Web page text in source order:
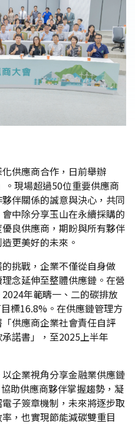
供應商合作，日前舉辦
。現場超過50位重要供應商
伴關係的誠意與決心，共同
中除分享玉山在永續採購的
良供應商，期盼與所有夥伴
更美好的未來。
挑戰，企業不僅從自身做
念延伸至整體供應鏈。在營
年範疇一、二的碳排放
標16.8%。在供應鏈管理方
供應商企業社會責任自評
諾書」，至2025上半年
企業視角分享金融業供應鏈
助供應商夥伴掌握趨勢，凝
子簽章機制，未來將逐步取
，也實現節能減碳雙重目